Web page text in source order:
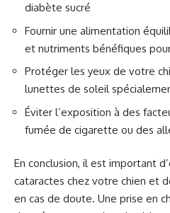
diabète sucré
Fournir une alimentation
et nutriments bénéfiques
Protéger les yeux de votre
lunettes de soleil
Éviter l’exposition à des
fumée de cigarette ou des
En conclusion, il est important
cataractes chez votre chien et
en cas de doute. Une prise en